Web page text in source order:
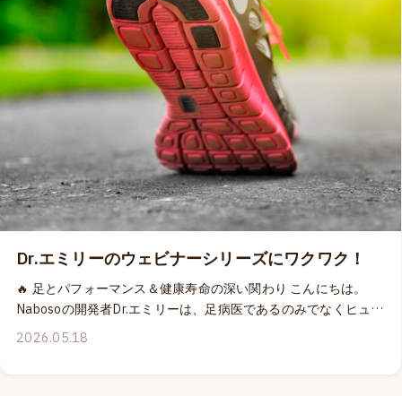
つであるのかを学びます 🧠 寿命を伸ばすだけでなく、健康寿命
を最大化するための、新しい処方箋を科学と実践の両面から学
ぶチャンスです。 このセミナーはビデオ収録をいたしません。
6月7日のマスターマインドイベントに参加される方のみが学べ
る内容となります。今からでもまだ間に合いますよ！ さらにDr.
エミリーは、 🦶 6月オンライン配信となるMOVEPROウェビナ
ー「アスレチック・アーチ：足底腱膜がいかにスピード、安定
性、パワーを生み出すのか」で、ファシア、フォース、感覚知
能からアスリートの足の持つ可能性を最大限に引き出す方法を
シェアします。 ⚡ 9月オンライン配信となるMOVEPROウェビナ
ー「アーチへの過負荷：足底腱膜炎はなぜ起こるのか その原
因と解決策」で、負荷、感覚入力、組織の適応から紐解く足底
腱膜痛への理解を深め、問題解決の方法を提供します。 🎁 Dr.エ
ミリーによる上記のMOVEPROウェビナーを同時にお申し込み
いただくと、「ナボソ・ニューロボール」を1個無料でプレゼン
ト！ さらに！🔥 6月7日に開催する対面イベント「動きの健康寿
命：マスターマインド」と同時に申し込めば、上記のウェビナ
Dr.エミリーのウェビナーシリーズにワクワク！
🔥 足とパフォーマンス＆健康寿命の深い関わり こんにちは。
Nabosoの開発者Dr.エミリーは、足病医であるのみでなくヒュー
マンムーブメントの専門家でもあります。 理解しやすい表現と
2026.05.18